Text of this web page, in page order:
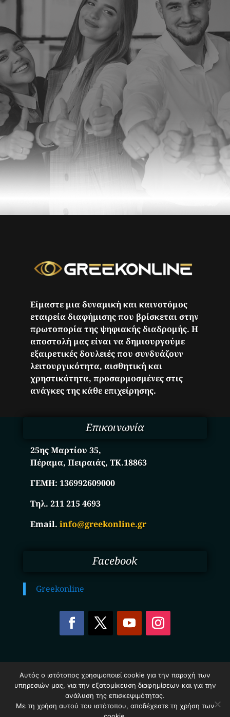
Είμαστε μια δυναμική και καινοτόμος
εταιρεία διαφήμισης που βρίσκεται στην
πρωτοπορία της ψηφιακής διαδρομής. Η
αποστολή μας είναι να δημιουργούμε
εξαιρετικές δουλειές που συνδυάζουν
λειτουργικότητα, αισθητική και
χρηστικότητα, προσαρμοσμένες στις
ανάγκες της κάθε επιχείρησης.
Επικοινωνία
25ης Μαρτίου 35,
Πέραμα, Πειραιάς, ΤΚ.18863
ΓΕΜΗ:136992609000
Τηλ. 211 215 4693
Email.info@greekonline.gr
Facebook
Greekonline
Επιχειρήσεων Ελλάδας – Greekonline.gr. All Rights
Reserved.
Όροι & Προυποθέσεις–Προστασία Προσωπικών
Δεδομένων–Πολιτική Cookies
Αυτός ο ιστότοπος χρησιμοποιεί cookie για την παροχή των
υπηρεσιών μας, για την εξατομίκευση διαφημίσεων και για την
ανάλυση της επισκεψιμότητας.
Με τη χρήση αυτού του ιστότοπου, αποδέχεστε τη χρήση των